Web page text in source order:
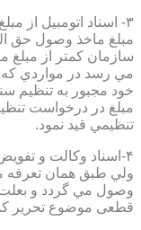
۳- اسناد اتومبيل از
مبلغ ماخذ وصول حق
سازمان كمتر از مبلغ
مي رسد در مواردي كه
خود مجبور به تنظيم
مبلغ در درخواست
تنظيمي قيد نمود.
۴-اسناد وكالت و
ولي طبق همان تعرفه
وصول مي گردد و بعلت
قطعی موضوع تحریر